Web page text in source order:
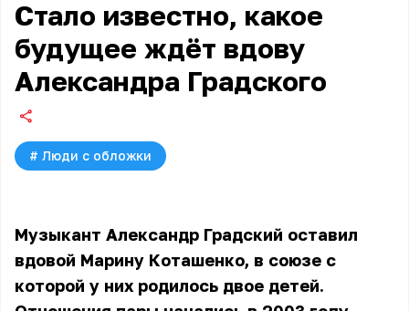
Стало известно, какое
будущее ждёт вдову
Александра Градского
# Люди с обложки
Музыкант Александр Градский оставил
вдовой Марину Коташенко, в союзе с
которой у них родилось двое детей.